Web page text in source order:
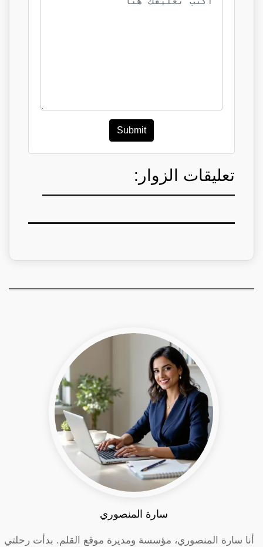
Submit
تعليقات الزوار:
سارة المنصوري
أنا سارة المنصوري، مؤسسة ومديرة موقع القلم. بدأت رحلتي